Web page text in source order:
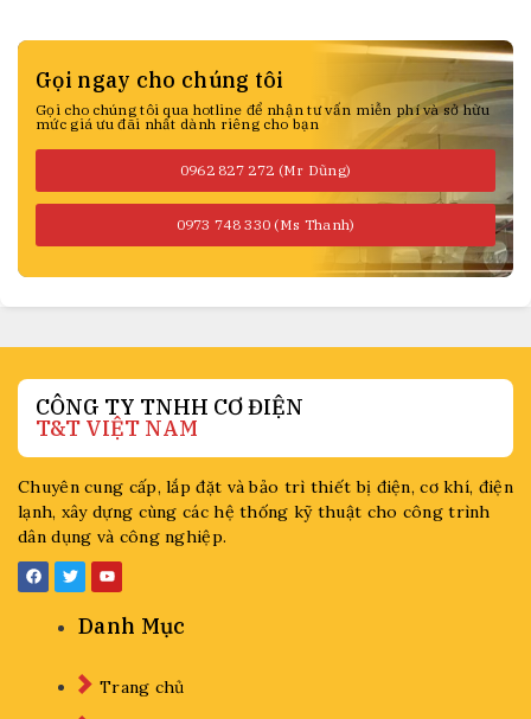
Gọi ngay cho chúng tôi
Gọi cho chúng tôi qua hotline để nhận tư vấn miễn phí và sở hữu
mức giá ưu đãi nhất dành riêng cho bạn
0962 827 272 (Mr Dũng)
0973 748 330 (Ms Thanh)
CÔNG TY TNHH CƠ ĐIỆN
T&T VIỆT NAM
Chuyên cung cấp, lắp đặt và bảo trì thiết bị điện, cơ khí, điện
lạnh, xây dựng cùng các hệ thống kỹ thuật cho công trình
dân dụng và công nghiệp.
Danh Mục
Trang chủ